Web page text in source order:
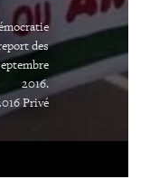
des
2016.
Privé